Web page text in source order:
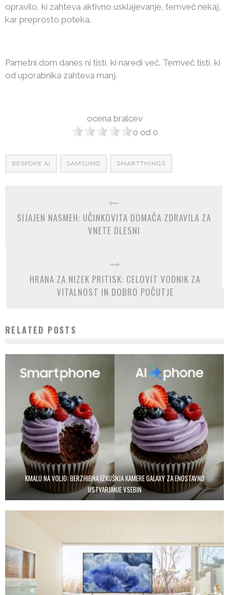
opravilo, ki zahteva aktivno usklajevanje, temveč nekaj,
kar preprosto poteka.
Pametni dom danes ni tisti, ki naredi več. Temveč tisti, ki
od uporabnika zahteva manj.
ocena bralcev
0 od 0
BESPOKE AI SAMSUNG SMARTTHINGS
SIJAJEN NASMEH: UČINKOVITA DOMAČA ZDRAVILA ZA
VNETE DLESNI
HRANA ZA NIZEK PRITISK: CELOVIT VODNIK ZA
VITALNOST IN DOBRO POČUTJE
RELATED POSTS
KMALU NA VOLJO: BERZHIBNA IZKUŠNJA KAMERE GALAXY ZA ENOSTAVNO
USTVARJANJE VSEBIN